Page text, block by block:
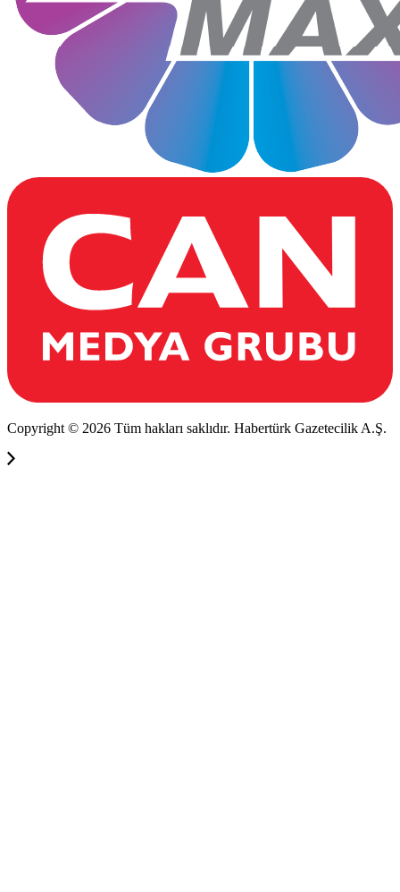
Copyright © 2026 Tüm hakları saklıdır. Habertürk Gazetecilik A.Ş.